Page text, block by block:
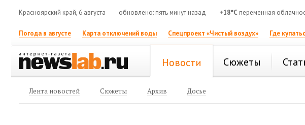
Красноярский край, 6 августа обновлено: пять минут назад +18°C переменная
Погода в августе Карта отключений воды Спецпроект «Чистый воздух» Где
Новости Сюжеты
Лента новостей Сюжеты Архив Досье